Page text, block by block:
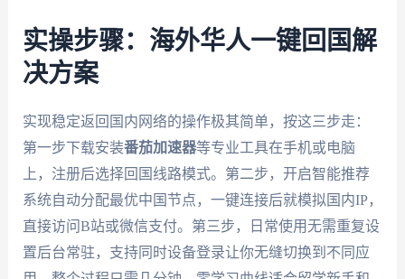
实操步骤：海外华人一键回国解
决方案
实现稳定返回国内网络的操作极其简单，按这三步走：
第一步下载安装番茄加速器等专业工具在手机或电脑
上，注册后选择回国线路模式。第二步，开启智能推荐
系统自动分配最优中国节点，一键连接后就模拟国内IP，
直接访问B站或微信支付。第三步，日常使用无需重复设
置后台常驻，支持同时设备登录让你无缝切换到不同应